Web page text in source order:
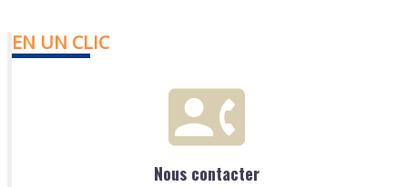
EN UN CLIC
Nous contacter